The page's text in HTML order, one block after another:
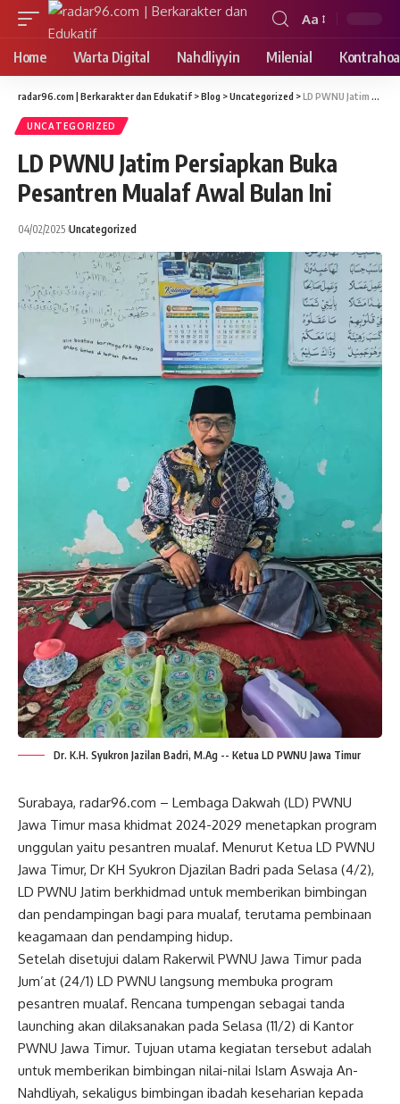
Font
Resizer
Aa
Home Warta Digital Nahdliyyin Milenial
radar96.com | Berkarakter dan Edukatif >Blog >Uncategorized >LD PWNU Jatim Persiapkan Buka Pesantren Mualaf Awal Bulan Ini
UNCATEGORIZED
LD PWNU Jatim Persiapkan Buka
Pesantren Mualaf Awal Bulan Ini
04/02/2025 Uncategorized
Dr. K.H. Syukron Jazilan Badri, M.Ag -- Ketua LD PWNU Jawa Timur
Surabaya, radar96.com – Lembaga Dakwah (LD) PWNU
Jawa Timur masa khidmat 2024-2029 menetapkan program
unggulan yaitu pesantren mualaf. Menurut Ketua LD PWNU
Jawa Timur, Dr KH Syukron Djazilan Badri pada Selasa (4/2),
LD PWNU Jatim berkhidmad untuk memberikan bimbingan
dan pendampingan bagi para mualaf, terutama pembinaan
keagamaan dan pendamping hidup.
Setelah disetujui dalam Rakerwil PWNU Jawa Timur pada
Jum’at (24/1) LD PWNU langsung membuka program
pesantren mualaf. Rencana tumpengan sebagai tanda
launching akan dilaksanakan pada Selasa (11/2) di Kantor
PWNU Jawa Timur. Tujuan utama kegiatan tersebut adalah
untuk memberikan bimbingan nilai-nilai Islam Aswaja An-
Nahdliyah, sekaligus bimbingan ibadah keseharian kepada